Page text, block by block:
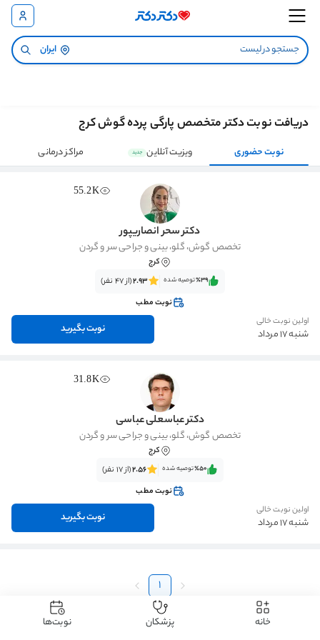
ایران
دکتر پارگی پرده گوش دکتر پارگی پرده گوش کرج
دریافت نوبت دکتر متخصص پارگی پرده گوش کرج
نوبت حضوری ویزیت آنلاین جدید مراکز درمانی
55.2K
دکتر سحر انصاریپور
تخصص گوش، گلو، بینی و جراحی سر و گردن
کرج
٪39‌‌‌توصیه شده 2.93(از 47 نفر)
نوبت مطب
اولین نوبت خالی
شنبه 17 مرداد نوبت بگیرید
31.8K
دکتر عباسعلی عباسی
تخصص گوش، گلو، بینی و جراحی سر و گردن
کرج
٪50‌‌‌توصیه شده 2.56(از 17 نفر)
نوبت مطب
اولین نوبت خالی
شنبه 17 مرداد نوبت بگیرید
1
خانه پزشکان نوبت‌ها